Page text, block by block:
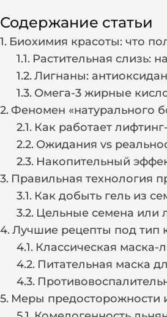
Содержание статьи
Биохимия красоты: что
Растительная слизь:
Лигнаны:
Омега-3 жирные
Феномен «натурального
Как работает
Ожидания vs
Накопительный
Правильная технология
Как добыть гель из
Цельные семена или
Лучшие рецепты под тип
Классическая маска-
Питательная маска
Меры предосторожности